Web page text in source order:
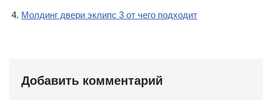
Молдинг двери эклипс 3 от чего подходит
Добавить комментарий